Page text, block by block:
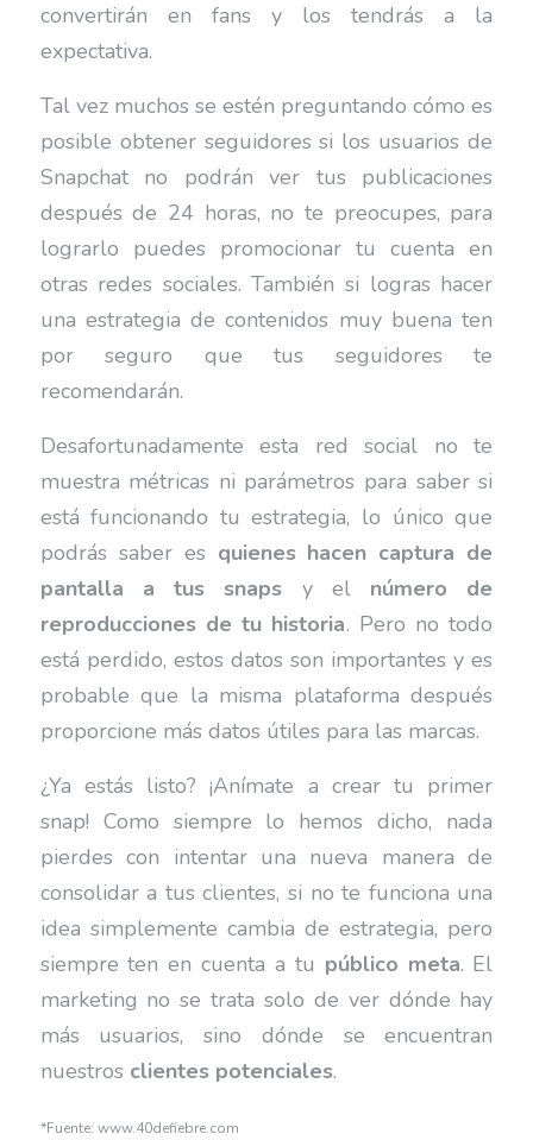
convertirán en fans y los tendrás a la
expectativa.
Tal vez muchos se estén preguntando cómo es
posible obtener seguidores si los usuarios de
Snapchat no podrán ver tus publicaciones
después de 24 horas, no te preocupes, para
lograrlo puedes promocionar tu cuenta en
otras redes sociales. También si logras hacer
una estrategia de contenidos muy buena ten
por seguro que tus seguidores te
recomendarán.
Desafortunadamente esta red social no te
muestra métricas ni parámetros para saber si
está funcionando tu estrategia, lo único que
podrás saber es quienes hacen captura de
pantalla a tus snaps y el número de
reproducciones de tu historia. Pero no todo
está perdido, estos datos son importantes y es
probable que la misma plataforma después
proporcione más datos útiles para las marcas.
¿Ya estás listo? ¡Anímate a crear tu primer
snap! Como siempre lo hemos dicho, nada
pierdes con intentar una nueva manera de
consolidar a tus clientes, si no te funciona una
idea simplemente cambia de estrategia, pero
siempre ten en cuenta a tu público meta. El
marketing no se trata solo de ver dónde hay
más usuarios, sino dónde se encuentran
nuestros clientes potenciales.
*Fuente: www.40defiebre.com